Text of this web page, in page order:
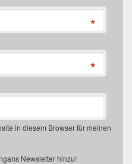
*
*
in diesem Browser für meinen
Newsletter hinzu!